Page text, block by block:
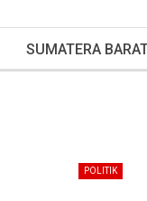
SUMATERA
POLITIK